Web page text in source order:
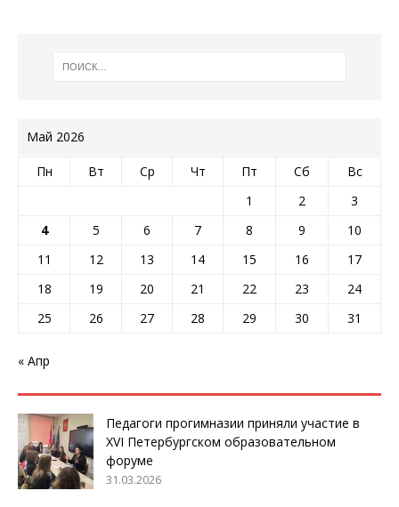
Май 2026
Пн Вт Ср Чт Пт Сб
Вс
1
2
3
4
5 6 7 8 9
10
11
12 13 14 15 16
17
18
19 20 21 22 23
24
25
26 27 28 29 30 31
« Апр
Педагоги прогимназии приняли участие в
XVI Петербургском образовательном
форуме
31.03.2026